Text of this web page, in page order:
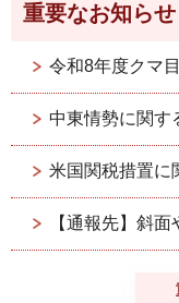
重要なお知らせ
令和8年度クマ
中東情勢に関す
米国関税措置に
【通報先】斜